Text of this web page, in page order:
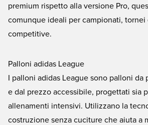
premium rispetto alla versione Pro,
comunque ideali per campionati, tornei
competitive.
Palloni adidas League
I palloni adidas League sono palloni
e dal prezzo accessibile, progettati sia
allenamenti intensivi. Utilizzano la
costruzione senza cuciture che aiuta a